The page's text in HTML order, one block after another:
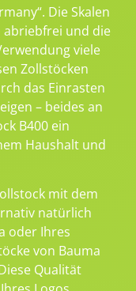
Die Skalen
abriebfrei und die
viele
Zollstöcken
das Einrasten
– beides an
B400 ein
Haushalt und
mit dem
natürlich
oder Ihres
von Bauma
Qualität